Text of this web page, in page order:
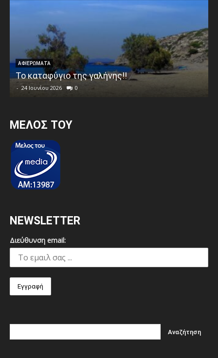
ΑΦΙΕΡΩΜΑΤΑ
Το καταφύγιο της γαλήνης!!
- 24 Ιουνίου 2026 0
MEΛΟΣ ΤΟΥ
NEWSLETTER
Διεύθυνση email: